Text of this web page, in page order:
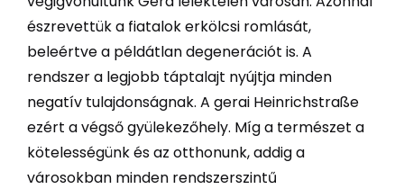
észrevettük a fiatalok erkölcsi romlását,
beleértve a példátlan degenerációt is. A
rendszer a legjobb táptalajt nyújtja minden
negatív tulajdonságnak. A gerai Heinrichstraße
ezért a végső gyülekezőhely. Míg a természet a
kötelességünk és az otthonunk, addig a
városokban minden rendszerszintű